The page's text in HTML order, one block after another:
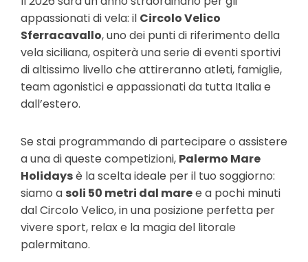
appassionati di vela: il Circolo Velico
Sferracavallo, uno dei punti di riferimento della
vela siciliana, ospiterà una serie di eventi sportivi
di altissimo livello che attireranno atleti, famiglie,
team agonistici e appassionati da tutta Italia e
dall’estero.
Se stai programmando di partecipare o assistere
a una di queste competizioni, Palermo Mare
Holidaysè la scelta ideale per il tuo soggiorno:
siamo a soli 50 metri dal maree a pochi minuti
dal Circolo Velico, in una posizione perfetta per
vivere sport, relax e la magia del litorale
palermitano.